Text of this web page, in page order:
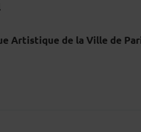
Artistique de la Ville de